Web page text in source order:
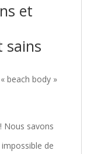
et
sains
beach body »
Nous savons
de